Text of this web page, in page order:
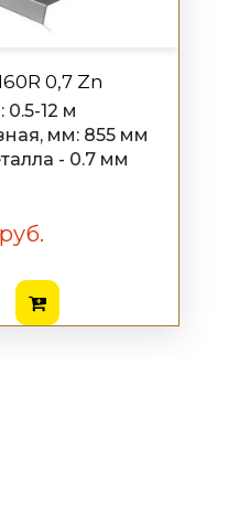
0,7 Zn
12 м
мм: 855 мм
- 0.7 мм